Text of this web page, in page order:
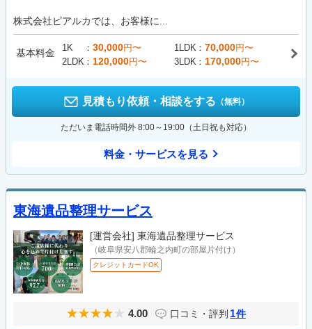
株式会社ピアルカでは、お客様に...
基本料金 1K 30,000円〜 1LDK 70,000円〜
2LDK
120,000円〜 3LDK 170,000円〜
見積もり依頼・相談をする （無料）
ただいま電話時間外 8:00～19:00（土日祝も対応）
料金・サービスを見る
東海遺品整理サービス
[運営会社] 東海遺品整理サービス
（岐阜県安八郡輪之内町の部屋片付け）
クレジットカードOK
4.00 口コミ・評判 1件